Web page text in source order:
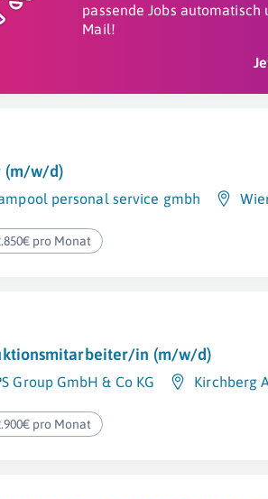
passende Jobs automatisch
Mail!
(m/w/d)
personal service gmbh
pro Monat
in (m/w/d)
Group GmbH & Co KG Kirchberg
pro Monat